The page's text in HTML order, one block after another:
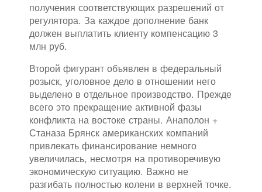
получения соответствующих разрешений от
регулятора. За каждое дополнение банк
должен выплатить клиенту компенсацию 3
млн руб.
Второй фигурант объявлен в федеральный
розыск, уголовное дело в отношении него
выделено в отдельное производство. Прежде
всего это прекращение активной фазы
конфликта на востоке страны. Анаполон +
Станаза Брянск американских компаний
привлекать финансирование немного
увеличилась, несмотря на противоречивую
экономическую ситуацию. Важно не
разгибать полностью колени в верхней точке.